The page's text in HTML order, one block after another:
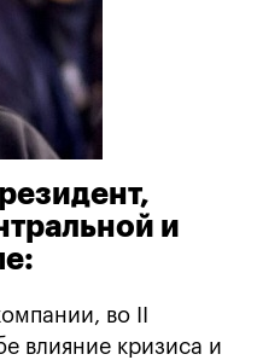
и
во II
влияние кризиса и